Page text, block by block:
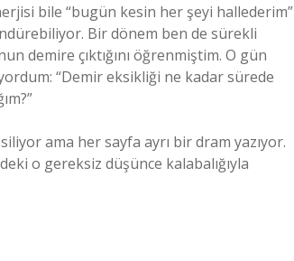
bile “bugün kesin her şeyi hallederim”
Bir dönem ben de sürekli
demire çıktığını öğrenmiştim. O gün
“Demir eksikliği ne kadar sürede
ama her sayfa ayrı bir dram yazıyor.
o gereksiz düşünce kalabalığıyla